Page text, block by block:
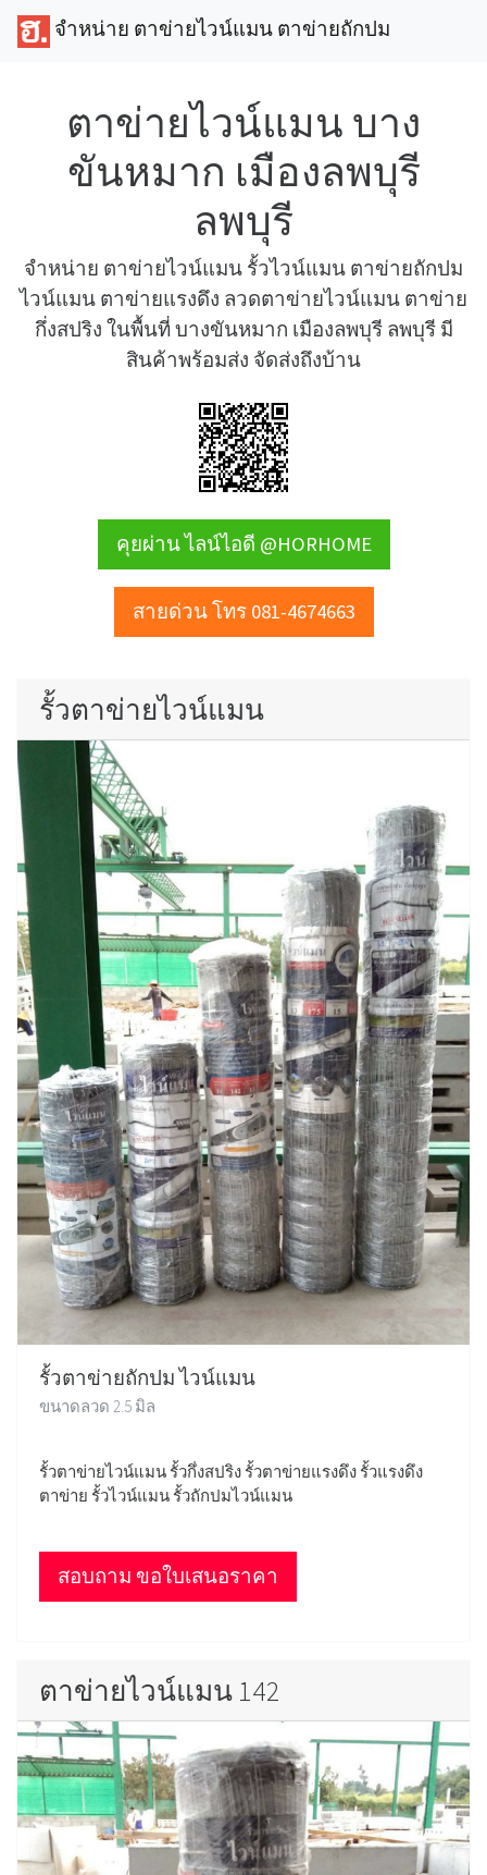
จำหน่าย ตาข่ายไวน์แมน ตาข่ายถักปม
ตาข่ายไวน์แมน บาง
ขันหมาก เมืองลพบุรี
ลพบุรี
จำหน่าย ตาข่ายไวน์แมน รั้วไวน์แมน ตาข่ายถักปม
ไวน์แมน ตาข่ายแรงดึง ลวดตาข่ายไวน์แมน ตาข่าย
กึ่งสปริง ในพื้นที่ บางขันหมาก เมืองลพบุรี ลพบุรี มี
สินค้าพร้อมส่ง จัดส่งถึงบ้าน
คุยผ่าน ไลน์ไอดี @HORHOME
สายด่วน โทร 081-4674663
รั้วตาข่ายไวน์แมน
รั้วตาข่ายถักปม ไวน์แมน
ขนาดลวด 2.5 มิล
รั้วตาข่ายไวน์แมน รั้วกึ่งสปริง รั้วตาข่ายแรงดึง รั้วแรงดึง
ตาข่าย รั้วไวน์แมน รั้วถักปมไวน์แมน
สอบถาม ขอใบเสนอราคา
ตาข่ายไวน์แมน 142